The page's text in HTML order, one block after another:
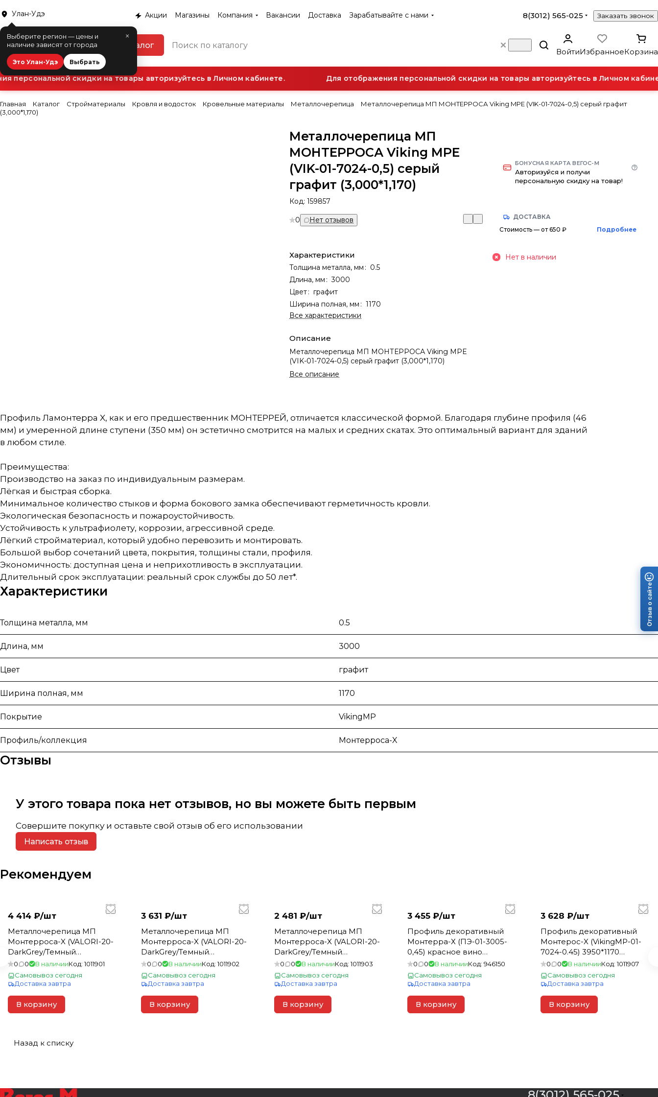
Улан-Удэ
×
Выберите регион — цены и
наличие зависят от города
Это Улан-Удэ Выбрать
Акции Магазины Компания Вакансии Доставка Зарабатывайте с нами 8(3012) 565-025 Заказать звонок
Каталог
ВойтиИзбранноеКорзина
персональной скидки на товары авторизуйтесь в Личном кабинете. Для отображения персональной скидки на товары авторизуйтесь в Личном
Главная Каталог Стройматериалы Кровля и водосток Кровельные материалы Металлочерепица
Металлочерепица МП МОНТЕРРОСА Viking MPE (VIK-01-7024-0,5) серый графит
(3,000*1,170)
Металлочерепица МП
МОНТЕРРОСА Viking MPE
(VIK-01-7024-0,5) серый
графит (3,000*1,170)
Код:159857
0 Нет отзывов
Характеристики
Толщина металла, мм : 0.5
Длина, мм : 3000
Цвет: графит
Ширина полная, мм : 1170
Все характеристики
Описание
Металлочерепица МП МОНТЕРРОСА Viking MPE
(VIK-01-7024-0,5) серый графит (3,000*1,170)
Все описание
БОНУСНАЯ КАРТА ВЕГОС-М
Авторизуйся и получи
персональную скидку на товар!
ДОСТАВКА
Стоимость — от 650 ₽
Подробнее
Нет в наличии
Профиль Ламонтерра X, как и его предшественник МОНТЕРРЕЙ, отличается классической формой. Благодаря глубине профиля (46
мм) и умеренной длине ступени (350 мм) он эстетично смотрится на малых и средних скатах. Это оптимальный вариант для зданий
в любом стиле.
Преимущества:
Производство на заказ по индивидуальным размерам.
Лёгкая и быстрая сборка.
Минимальное количество стыков и форма бокового замка обеспечивают герметичность кровли.
Экологическая безопасность и пожароустойчивость.
Устойчивость к ультрафиолету, коррозии, агрессивной среде.
Лёгкий стройматериал, который удобно перевозить и монтировать.
Большой выбор сочетаний цвета, покрытия, толщины стали, профиля.
Экономичность: доступная цена и неприхотливость в эксплуатации.
Длительный срок эксплуатации: реальный срок службы до 50 лет*.
Характеристики
Толщина металла, мм 0.5
Длина, мм 3000
Цвет графит
Ширина полная, мм 1170
Покрытие VikingMP
Профиль/коллекция Монтерроса-X
Отзывы
У этого товара пока нет отзывов, но вы можете быть первым
Совершите покупку и оставьте свой отзыв об его использовании
Написать отзыв
Рекомендуем
4 414 ₽/шт
Металлочерепица МП
Монтерроса-X (VALORI-20-
DarkGrey/Темный
Сланец-0.5) 3950*1170
(1шт=4,622м2)
0 0 В наличииКод:1011901
Самовывоз сегодня
Доставка завтра
В корзину
3 631 ₽/шт
Металлочерепица МП
Монтерроса-X (VALORI-20-
DarkGrey/Темный
Сланец-0.5) 3250*1170
(1шт=3,803м2)
0 0 В наличииКод:1011902
Самовывоз сегодня
Доставка завтра
В корзину
2 481 ₽/шт
Металлочерепица МП
Монтерроса-X (VALORI-20-
DarkGrey/Темный
Сланец-0.5) 2220*1170
(1шт=2,597м2)
0 0 В наличииКод:1011903
Самовывоз сегодня
Доставка завтра
В корзину
3 455 ₽/шт
Профиль декоративный
Монтерра-Х (ПЭ-01-3005-
0,45) красное вино
3950*1190 (1шт=4,701м2)
0 0 В наличииКод: 946150
Самовывоз сегодня
Доставка завтра
В корзину
3 628 ₽/шт
Профиль декоративный
Монтерос-X (VikingMP-01-
7024-0.45) 3950*1170
(1шт=4,622м2) Графитовый
серый
0 0 В наличииКод:1011907
Самовывоз сегодня
Доставка завтра
В корзину
Назад к списку
Отзыв о сайте